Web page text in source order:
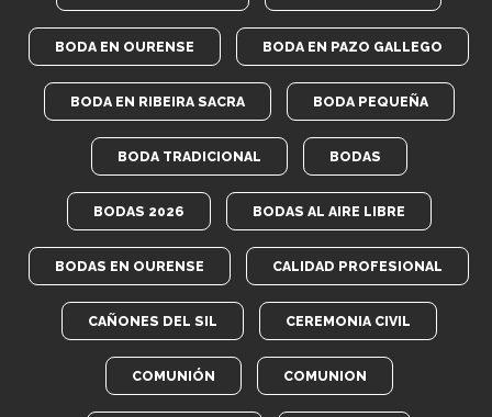
BODA EN OURENSE BODA EN PAZO GALLEGO
BODA EN RIBEIRA SACRA BODA PEQUEÑA
BODA TRADICIONAL BODAS
BODAS 2026 BODAS AL AIRE LIBRE
BODAS EN OURENSE CALIDAD PROFESIONAL
CAÑONES DEL SIL CEREMONIA CIVIL
COMUNIÓN COMUNION